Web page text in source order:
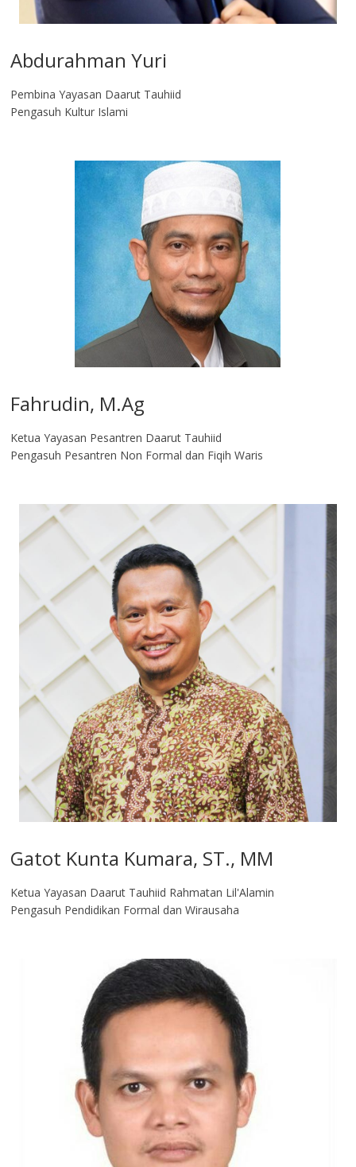
Abdurahman Yuri
Pembina Yayasan Daarut Tauhiid
Pengasuh Kultur Islami
Fahrudin, M.Ag​
Ketua Yayasan Pesantren Daarut Tauhiid
Pengasuh Pesantren Non Formal dan Fiqih Waris
Gatot Kunta Kumara, ST., MM
Ketua Yayasan Daarut Tauhiid Rahmatan Lil'Alamin
Pengasuh Pendidikan Formal dan Wirausaha